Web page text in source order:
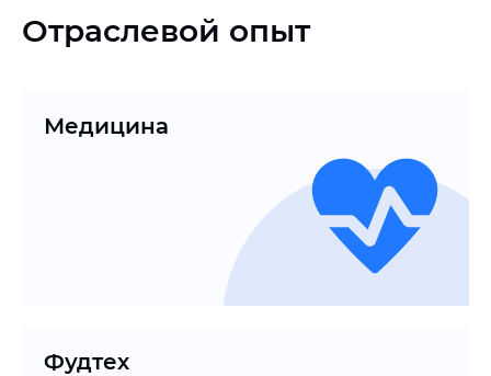
Отраслевой опыт
Медицина
Фудтех